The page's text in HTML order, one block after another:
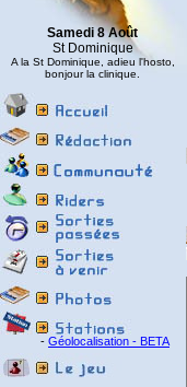
Samedi 8 Août
St Dominique
A la St Dominique, adieu l'hosto,
bonjour la clinique.
- Géolocalisation - BETA